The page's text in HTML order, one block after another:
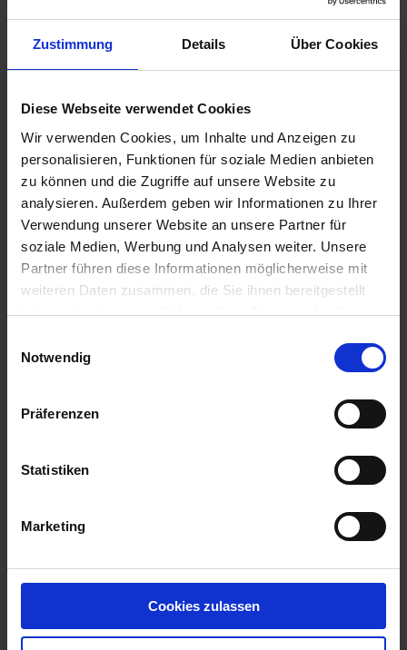
Zustimmung Details Über Cookies
Diese Webseite verwendet Cookies
Wir verwenden Cookies, um Inhalte und Anzeigen zu
personalisieren, Funktionen für soziale Medien anbieten
zu können und die Zugriffe auf unsere Website zu
analysieren. Außerdem geben wir Informationen zu Ihrer
Verwendung unserer Website an unsere Partner für
soziale Medien, Werbung und Analysen weiter. Unsere
Partner führen diese Informationen möglicherweise mit
weiteren Daten zusammen, die Sie ihnen bereitgestellt
haben oder die sie im Rahmen Ihrer Nutzung der Dienste
Notwendig
Präferenzen
Statistiken
Marketing
Cookies zulassen
MANNA Bio Garten- und Rasenkalk
Artikel-Nr.: 7001868-D1-cfg
Ähnliche Produkte